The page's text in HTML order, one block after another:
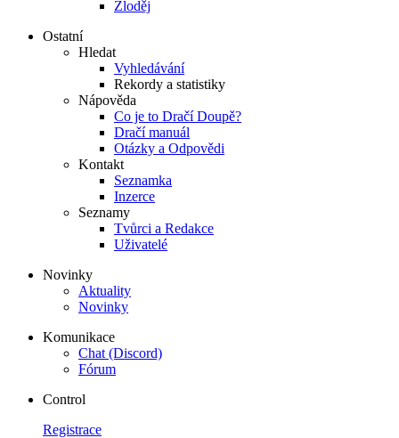
Zloděj
Ostatní
Hledat
Vyhledávání
Rekordy a statistiky
Nápověda
Co je to Dračí Doupě?
Dračí manuál
Otázky a Odpovědi
Kontakt
Seznamka
Inzerce
Seznamy
Tvůrci a Redakce
Uživatelé
Novinky
Aktuality
Novinky
Komunikace
Chat (Discord)
Fórum
Control
Registrace